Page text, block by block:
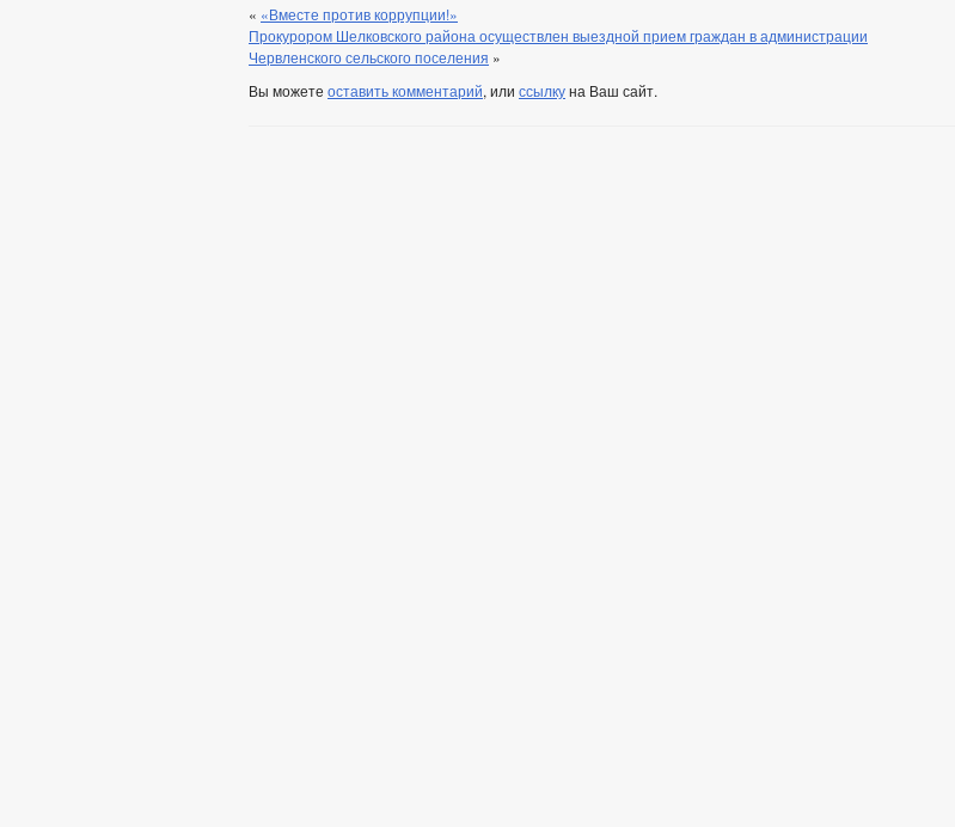
« «Вместе против коррупции!»
Прокурором Шелковского района осуществлен выездной прием граждан в администрации
Червленского сельского поселения »
Вы можете оставить комментарий, или ссылкуна Ваш сайт.